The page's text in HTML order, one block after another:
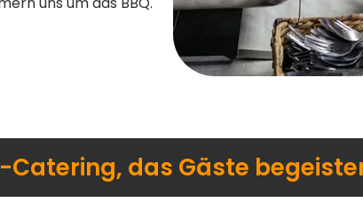
Catering, das Gäste